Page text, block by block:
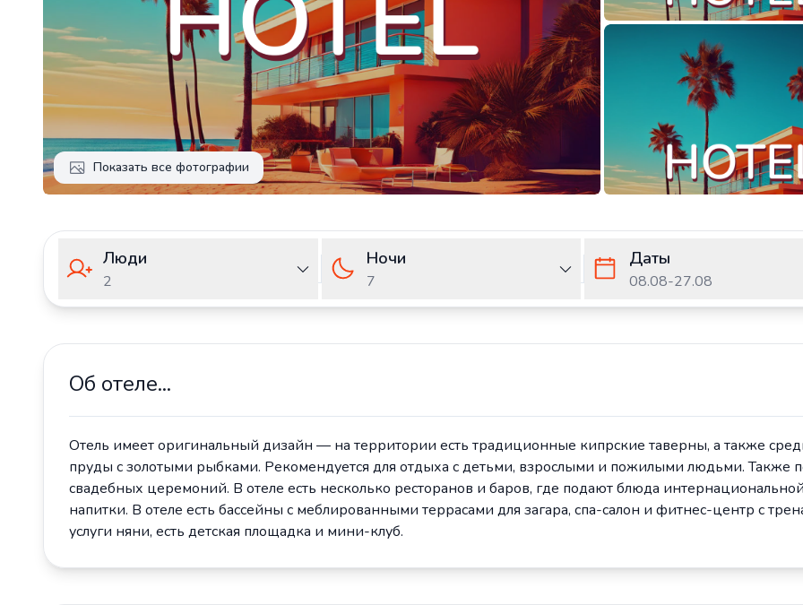
Показать все фотографии
Люди
2
Ночи
7
Даты
08.08-27.08
Об отеле...
Отель имеет оригинальный дизайн — на территории есть традиционные кипрские таверны, а также
пруды с золотыми рыбками. Рекомендуется для отдыха с детьми, взрослыми и пожилыми людьми. Также
свадебных церемоний. В отеле есть несколько ресторанов и баров, где подают блюда
напитки. В отеле есть бассейны с меблированными террасами для загара, спа-салон и фитнес-центр с
услуги няни, есть детская площадка и мини-клуб.